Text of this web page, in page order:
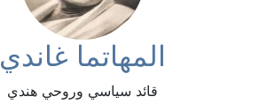
المهاتما غاندي
قائد سياسي وروحي هندي